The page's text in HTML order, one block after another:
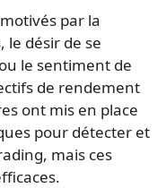
par la
le désir de se
le sentiment de
de rendement
ont mis en place
pour détecter et
mais ces